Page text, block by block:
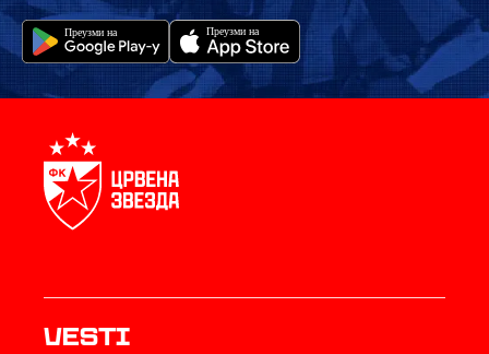
Vesti